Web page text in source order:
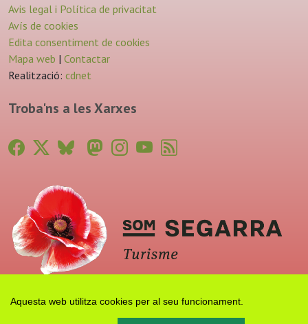
Aquesta web utilitza cookies per al seu funcionament.
Avis legal i Política de privacitat
Avís de cookies
Edita consentiment de cookies
Mapa web | Contactar
Realització: cdnet
Troba'ns a les Xarxes